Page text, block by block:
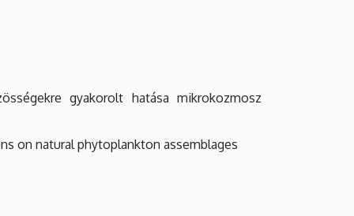
gyakorolt hatása mikrokozmosz
on natural phytoplankton assemblages